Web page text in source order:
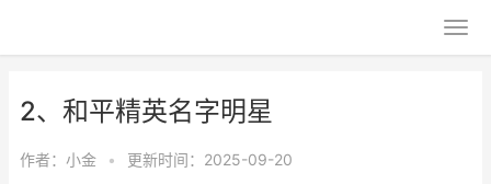
2、和平精英名字明星
作者： 小金 • 更新时间：2025-09-20